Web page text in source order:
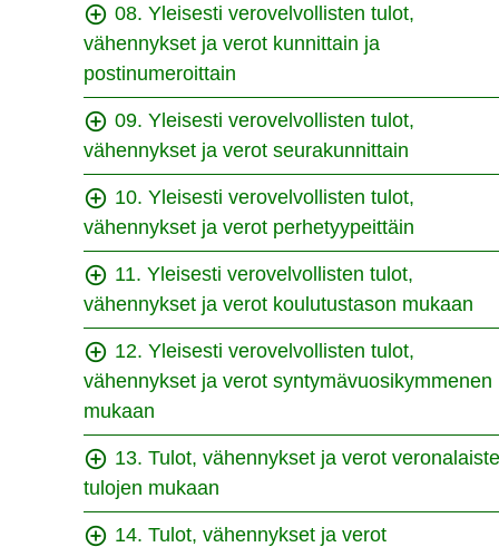
08. Yleisesti verovelvollisten tulot,
vähennykset ja verot kunnittain ja
postinumeroittain
09. Yleisesti verovelvollisten tulot,
vähennykset ja verot seurakunnittain
10. Yleisesti verovelvollisten tulot,
vähennykset ja verot perhetyypeittäin
11. Yleisesti verovelvollisten tulot,
vähennykset ja verot koulutustason mukaan
12. Yleisesti verovelvollisten tulot,
vähennykset ja verot syntymävuosikymmenen
mukaan
13. Tulot, vähennykset ja verot
tulojen mukaan
14. Tulot, vähennykset ja verot